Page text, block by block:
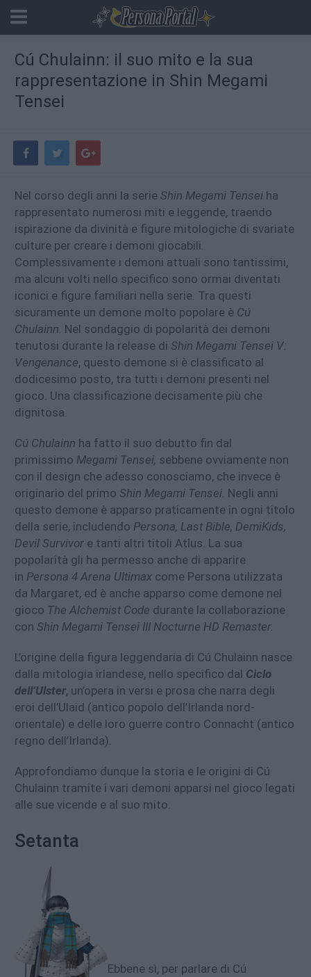
Cú Chulainn: il suo mito e la sua
rappresentazione in Shin Megami
Tensei
Nel corso degli anni la serie Shin Megami Tensei ha
rappresentato numerosi miti e leggende, traendo
ispirazione da divinità e figure mitologiche di svariate
culture per creare i demoni giocabili.
Complessivamente i demoni attuali sono tantissimi,
ma alcuni volti nello specifico sono ormai diventati
iconici e figure familiari nella serie. Tra questi
sicuramente un demone molto popolare è Cú
Chulainn. Nel sondaggio di popolarità dei demoni
tenutosi durante la release di Shin Megami Tensei V:
Vengenance, questo demone si è classificato al
dodicesimo posto, tra tutti i demoni presenti nel
gioco. Una classificazione decisamente più che
dignitosa.
Cú Chulainn ha fatto il suo debutto fin dal
primissimo Megami Tensei, sebbene ovviamente non
con il design che adesso conosciamo, che invece è
originario del primo Shin Megami Tensei. Negli anni
questo demone è apparso praticamente in ogni titolo
della serie, includendo Persona, Last Bible, DemiKids,
Devil Survivor e tanti altri titoli Atlus. La sua
popolarità gli ha permesso anche di apparire
in Persona 4 Arena Ultimax come Persona utilizzata
da Margaret, ed è anche apparso come demone nel
gioco The Alchemist Code durante la collaborazione
con Shin Megami Tensei III Nocturne HD Remaster.
L’origine della figura leggendaria di Cú Chulainn nasce
dalla mitologia irlandese, nello specifico dal Ciclo
dell’Ulster, un’opera in versi e prosa che narra degli
eroi dell’Ulaid (antico popolo dell’Irlanda nord-
orientale) e delle loro guerre contro Connacht (antico
regno dell’Irlanda).
Approfondiamo dunque la storia e le origini di Cú
Chulainn tramite i vari demoni apparsi nel gioco legati
alle sue vicende e al suo mito.
Setanta
Ebbene sì, per parlare di Cú